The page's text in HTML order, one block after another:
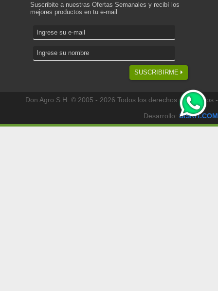
Suscribite a nuestras Ofertas Semanales y recibí los
mejores productos en tu e-mail
SUSCRIBIRME
Don Agro S.H. © 2005 - 2026 Todos los derechos reservados -
Desarrollo: SISKIT.COM